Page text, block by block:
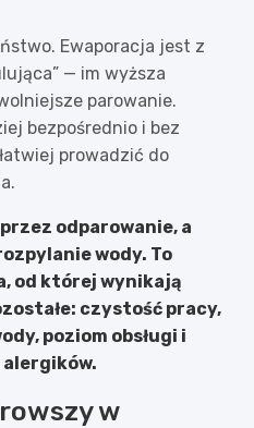
Ewaporacja jest z
— im wyższa
parowanie.
bezpośrednio i bez
prowadzić do
odparowanie, a
wody. To
od której wynikają
czystość pracy,
poziom obsługi i
w